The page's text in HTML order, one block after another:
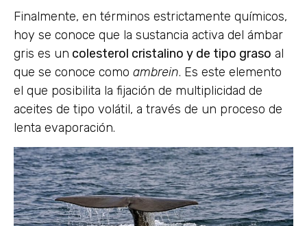
Finalmente, en términos estrictamente químicos,
hoy se conoce que la sustancia activa del ámbar
gris es un colesterol cristalino y de tipo graso al
que se conoce como ambrein. Es este elemento
el que posibilita la fijación de multiplicidad de
aceites de tipo volátil, a través de un proceso de
lenta evaporación.